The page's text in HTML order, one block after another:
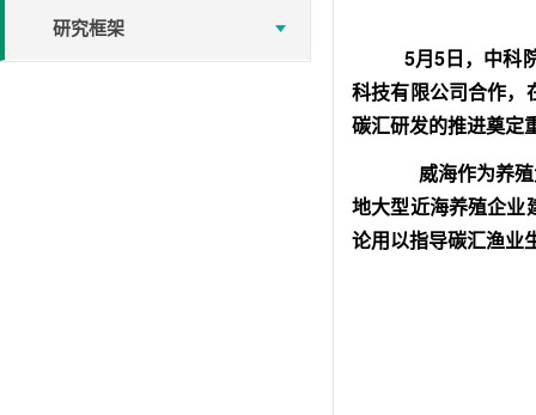
研究框架
5月5日，中科
科技有限公司合作，
碳汇研发的推进奠定
威海作为养
地大型近海养殖企业
论用以指导碳汇渔业